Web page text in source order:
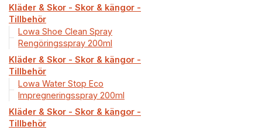
Kläder & Skor - Skor & kängor -
Tillbehör
Lowa Shoe Clean Spray
Rengöringsspray 200ml
Kläder & Skor - Skor & kängor -
Tillbehör
Lowa Water Stop Eco
Impregneringsspray 200ml
Kläder & Skor - Skor & kängor -
Tillbehör